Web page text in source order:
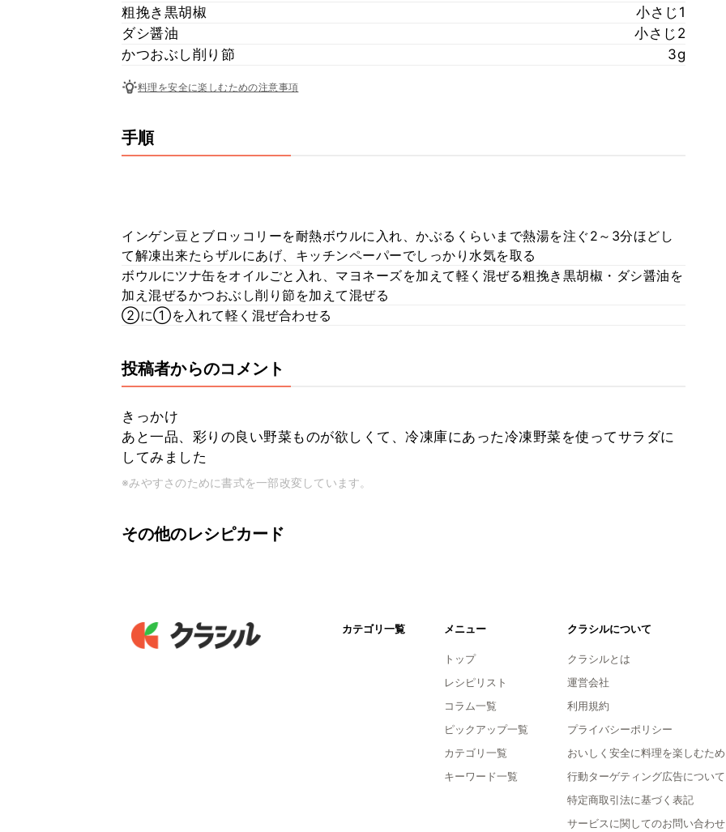
粗挽き黒胡椒
小さじ1
ダシ醤油
小さじ2
かつおぶし削り節
3g
料理を安全に楽しむための注意事項
手順
インゲン豆とブロッコリーを耐熱ボウルに入れ、かぶるくらいまで熱湯を注ぐ2～3分ほどし
て解凍出来たらザルにあげ、キッチンペーパーでしっかり水気を取る
ボウルにツナ缶をオイルごと入れ、マヨネーズを加えて軽く混ぜる粗挽き黒胡椒・ダシ醤油を
加え混ぜるかつおぶし削り節を加えて混ぜる
②に①を入れて軽く混ぜ合わせる
投稿者からのコメント
きっかけ
あと一品、彩りの良い野菜ものが欲しくて、冷凍庫にあった冷凍野菜を使ってサラダに
してみました
※みやすさのために書式を一部改変しています。
その他のレシピカード
カテゴリ一覧 メニュー
トップ
レシピリスト
コラム一覧
ピックアップ一覧
カテゴリ一覧
キーワード一覧
クラシルについて
クラシルとは
運営会社
利用規約
プライバシーポリシー
おいしく安全に料理を楽しむため
行動ターゲティング広告について
特定商取引法に基づく表記
サービスに関してのお問い合わせ